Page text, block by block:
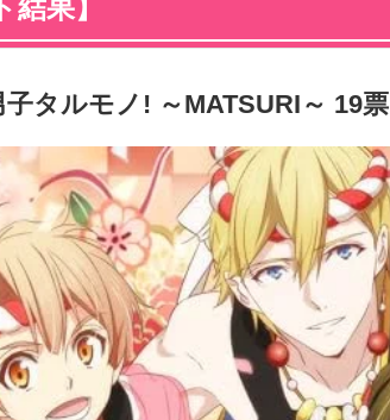
結果】
子タルモノ! ～MATSURI～ 19票